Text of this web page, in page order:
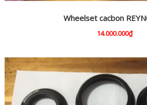
Wheelset cacbon
14.000.000₫